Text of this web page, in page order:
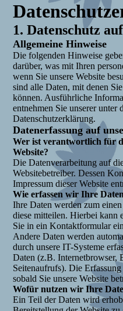
1. Datenschutz
Allgemeine Hinweise
Die folgenden Hinweise
darüber, was mit Ihren
wenn Sie unsere Website
sind alle Daten, mit denen
können. Ausführliche
entnehmen Sie unserer unter
Datenschutzerklärung.
Datenerfassung auf
Wer ist verantwortlich für
Website?
Die Datenverarbeitung auf
Websitebetreiber. Dessen
Impressum dieser Website
Wie erfassen wir Ihre
Ihre Daten werden zum
diese mitteilen. Hierbei kann
Sie in ein Kontaktformular
Andere Daten werden
durch unsere IT-Systeme
Daten (z.B. Internetbrowser,
Seitenaufrufs). Die
sobald Sie unsere Website
Wofür nutzen wir Ihre
Ein Teil der Daten wird